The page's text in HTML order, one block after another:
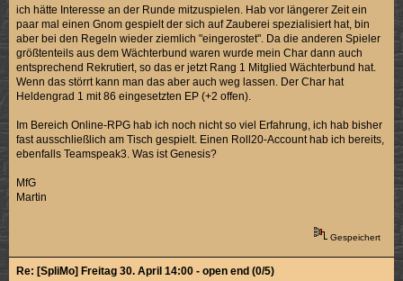
ich hätte Interesse an der Runde mitzuspielen. Hab vor längerer Zeit ein
paar mal einen Gnom gespielt der sich auf Zauberei spezialisiert hat, bin
aber bei den Regeln wieder ziemlich "eingerostet". Da die anderen Spieler
größtenteils aus dem Wächterbund waren wurde mein Char dann auch
entsprechend Rekrutiert, so das er jetzt Rang 1 Mitglied Wächterbund hat.
Wenn das störrt kann man das aber auch weg lassen. Der Char hat
Heldengrad 1 mit 86 eingesetzten EP (+2 offen).
Im Bereich Online-RPG hab ich noch nicht so viel Erfahrung, ich hab bisher
fast ausschließlich am Tisch gespielt. Einen Roll20-Account hab ich bereits,
ebenfalls Teamspeak3. Was ist Genesis?
MfG
Martin
Gespeichert
Re: [SpliMo] Freitag 30. April 14:00 - open end (0/5)